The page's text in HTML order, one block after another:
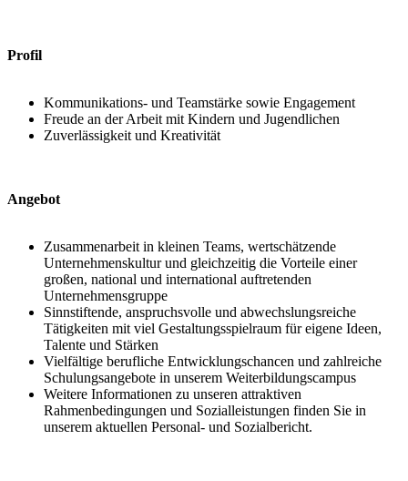
Profil
Kommunikations- und Teamstärke sowie Engagement
Freude an der Arbeit mit Kindern und Jugendlichen
Zuverlässigkeit und Kreativität
Angebot
Zusammenarbeit in kleinen Teams, wertschätzende
Unternehmenskultur und gleichzeitig die Vorteile einer
großen, national und international auftretenden
Unternehmensgruppe
Sinnstiftende, anspruchsvolle und abwechslungsreiche
Tätigkeiten mit viel Gestaltungsspielraum für eigene Ideen,
Talente und Stärken
Vielfältige berufliche Entwicklungschancen und zahlreiche
Schulungsangebote in unserem Weiterbildungscampus
Weitere Informationen zu unseren attraktiven
Rahmenbedingungen und Sozialleistungen finden Sie in
unserem aktuellen Personal- und Sozialbericht.